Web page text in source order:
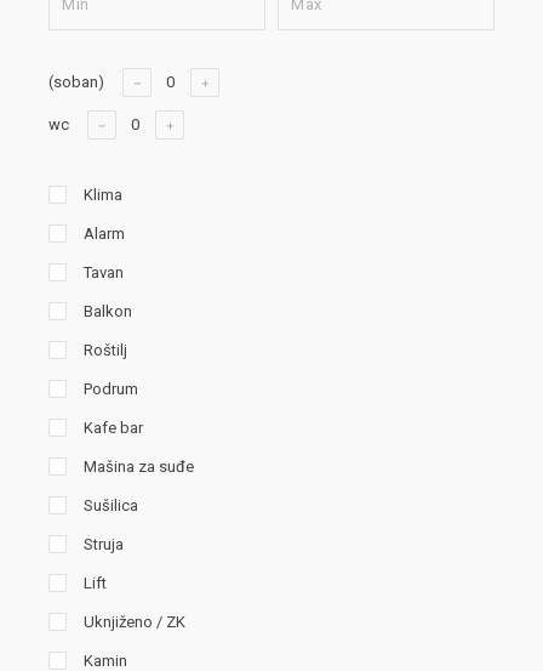
(soban)
wc
Klima
Alarm
Tavan
Balkon
Roštilj
Podrum
Kafe bar
Mašina za suđe
Sušilica
Struja
Lift
Uknjiženo / ZK
Kamin